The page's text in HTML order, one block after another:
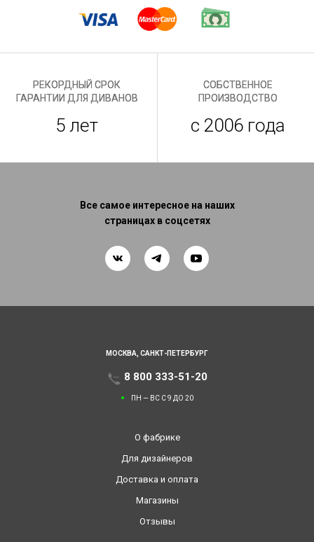
РЕКОРДНЫЙ СРОК
ГАРАНТИИ ДЛЯ ДИВАНОВ
5 лет
СОБСТВЕННОЕ
ПРОИЗВОДСТВО
с 2006 года
Все самое интересное на наших
страницах в соцсетях
МОСКВА, САНКТ-ПЕТЕРБУРГ
8 800 333-51-20
ПН — ВС С 9 ДО 20
О фабрике
Для дизайнеров
Доставка и оплата
Магазины
Отзывы